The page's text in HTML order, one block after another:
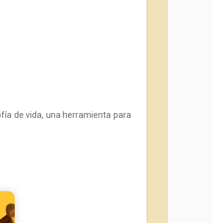
de vida, una herramienta para